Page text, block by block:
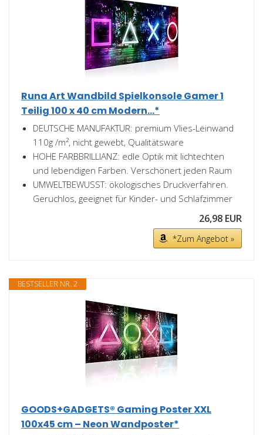
Runa Art Wandbild Spielkonsole Gamer 1
Teilig 100 x 40 cm Modern...*
DEUTSCHE MANUFAKTUR: premium Vlies-Leinwand
110g /m², nicht gewebt, Qualitätsware
HOHE FARBBRILLIANZ: edle Optik mit lichtechten
und lebendigen Farben. Verschönert jeden Raum
UMWELTBEWUSST: ökologisches Druckverfahren.
Geruchlos, geeignet für Kinder- und Schlafzimmer
26,98 EUR
*Zum Angebot »
BESTSELLER NR. 2
GOODS+GADGETS® Gaming Poster XXL
100x45 cm – Neon Wandposter*